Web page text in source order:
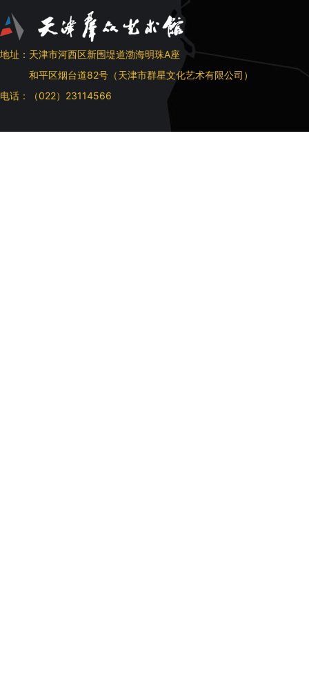
地址：天津市河西区新围堤道渤海明珠A座
和平区烟台道82号（天津市群星文化艺术有限公司）
电话：（022）23114566